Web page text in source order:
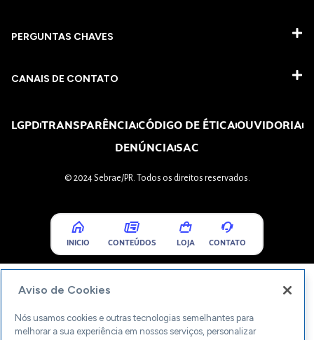
PERGUNTAS CHAVES​
CANAIS DE CONTATO
LGPDTRANSPARÊNCIACÓDIGO DE ÉTICAOUVIDORIA
DENÚNCIASAC
© 2024 Sebrae/PR. Todos os direitos reservados.
INICIO CONTEÚDOS LOJA CONTATO
Aviso de Cookies
Nós usamos cookies e outras tecnologias semelhantes para
melhorar a sua experiência em nossos serviços, personalizar